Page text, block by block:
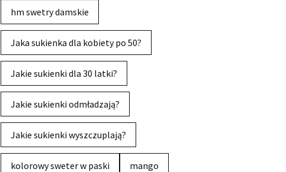
hm swetry damskie
Jaka sukienka dla kobiety po 50?
Jakie sukienki dla 30 latki?
Jakie sukienki odmładzają?
Jakie sukienki wyszczuplają?
kolorowy sweter w paski mango